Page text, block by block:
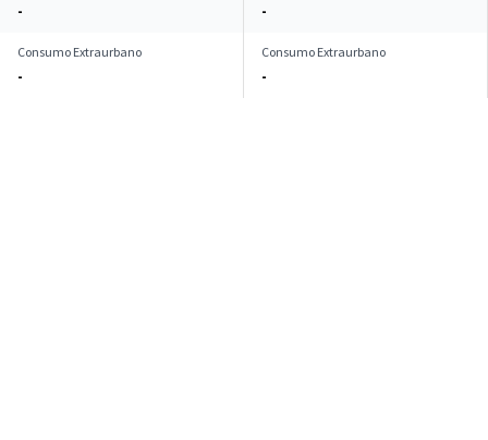
- -
Consumo Extraurbano
-
Consumo Extraurbano
-